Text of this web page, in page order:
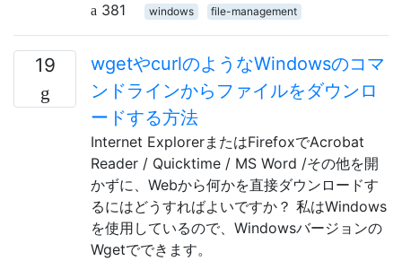
381
windows file-management
19
wgetやcurlのようなWindowsのコマ
ンドラインからファイルをダウンロ
ードする方法
Internet ExplorerまたはFirefoxでAcrobat
Reader / Quicktime / MS Word /その他を開
かずに、Webから何かを直接ダウンロードす
るにはどうすればよいですか？ 私はWindows
を使用しているので、Windowsバージョンの
Wgetでできます。